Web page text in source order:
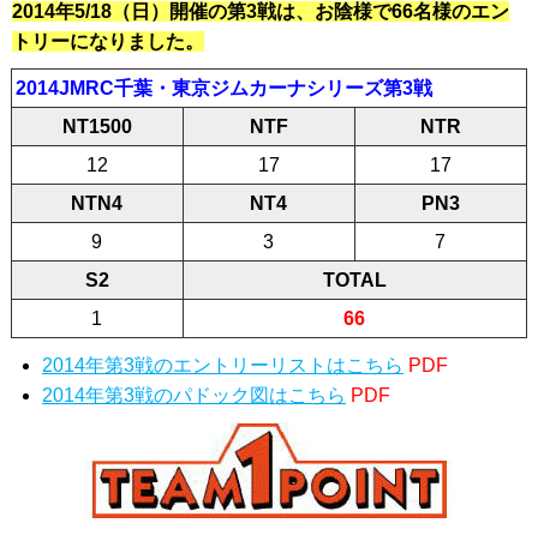
2014年5/18（日）開催の第3戦は、お陰様で66名様のエン
トリーになりました。
2014JMRC千葉・東京ジムカーナシリーズ第3戦
NT1500
NTF
NTR
12
17
17
NTN4
NT4
PN3
9
3
7
S2
TOTAL
1
66
2014年第3戦のエントリーリストはこちら PDF
2014年第3戦のパドック図はこちら PDF